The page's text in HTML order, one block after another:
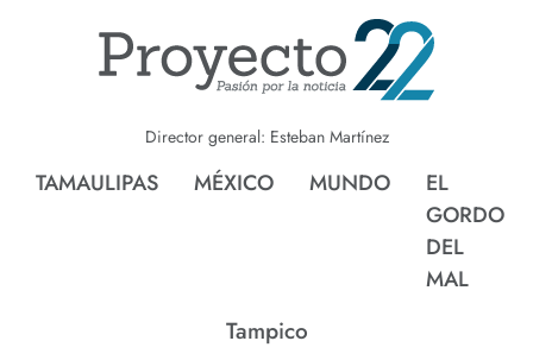
Director general: Esteban Martínez
TAMAULIPAS MÉXICO MUNDO
EL
GORDO
DEL
MAL
Tampico